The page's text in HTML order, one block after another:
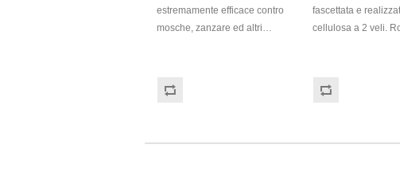
estremamente efficace contro
mosche, zanzare ed altri
gli altri insetti volanti .Non
fascettata e
cellulosa a 2 veli.